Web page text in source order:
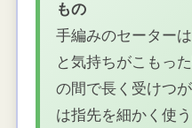
もの
手編みのセーター
と気持ちがこもっ
の間で長く受けつ
は指先を細かく使